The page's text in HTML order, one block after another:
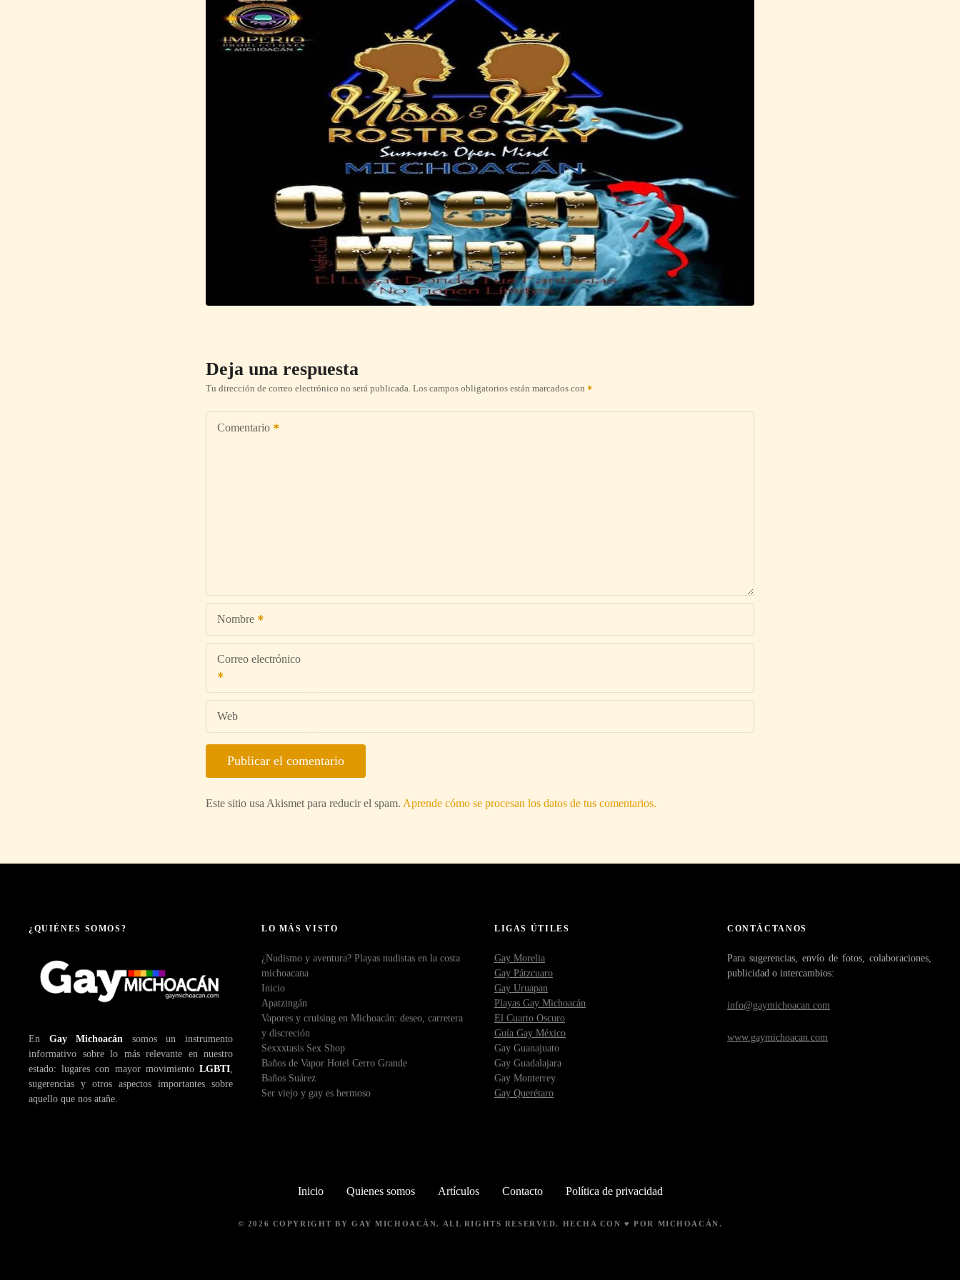
Deja una respuesta
Tu dirección de correo electrónico no será publicada. Los campos obligatorios están marcados con
Comentario
Nombre
Correo electrónico
Web
Este sitio usa Akismet para reducir el spam. Aprende cómo se procesan los datos de tus comentarios.
¿QUIÉNES SOMOS?
En Gay Michoacán somos un instrumento
informativo sobre lo más relevante en nuestro
estado: lugares con mayor movimiento LGBTI,
sugerencias y otros aspectos importantes sobre
aquello que nos atañe.
LO MÁS VISTO
¿Nudismo y aventura? Playas nudistas en la costa
michoacana
Inicio
Apatzingán
Vapores y cruising en Michoacán: deseo, carretera
y discreción
Sexxxtasis Sex Shop
Baños de Vapor Hotel Cerro Grande
Baños Suárez
Ser viejo y gay es hermoso
LIGAS ÚTILES
Gay Morelia
Gay Pátzcuaro
Gay Uruapan
Playas Gay Michoacán
El Cuarto Oscuro
Guía Gay México
Gay Guanajuato
Gay Guadalajara
Gay Monterrey
Gay Querétaro
CONTÁCTANOS
Para sugerencias, envío de fotos, colaboraciones,
publicidad o intercambios:
info@gaymichoacan.com
www.gaymichoacan.com
Inicio Quienes somos Artículos Contacto Política de privacidad
© 2026 COPYRIGHT BYGAY MICHOACÁN. ALL RIGHTS RESERVED. HECHA CON ♥ POR MICHOACÁN.